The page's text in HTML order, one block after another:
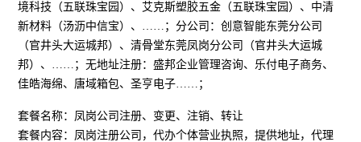
境科技（五联珠宝园）、艾克斯塑胶五金（五联珠宝园）、中清
新材料（汤沥中信宝）、……；分公司：创意智能东莞分公司
（官井头大运城邦）、清骨堂东莞凤岗分公司（官井头大运城
邦）、……；无地址注册：盛邦企业管理咨询、乐付电子商务、
佳皓海绵、唐域箱包、圣亨电子……；
套餐名称：凤岗公司注册、变更、注销、转让
套餐内容：凤岗注册公司，代办个体营业执照，提供地址，代理